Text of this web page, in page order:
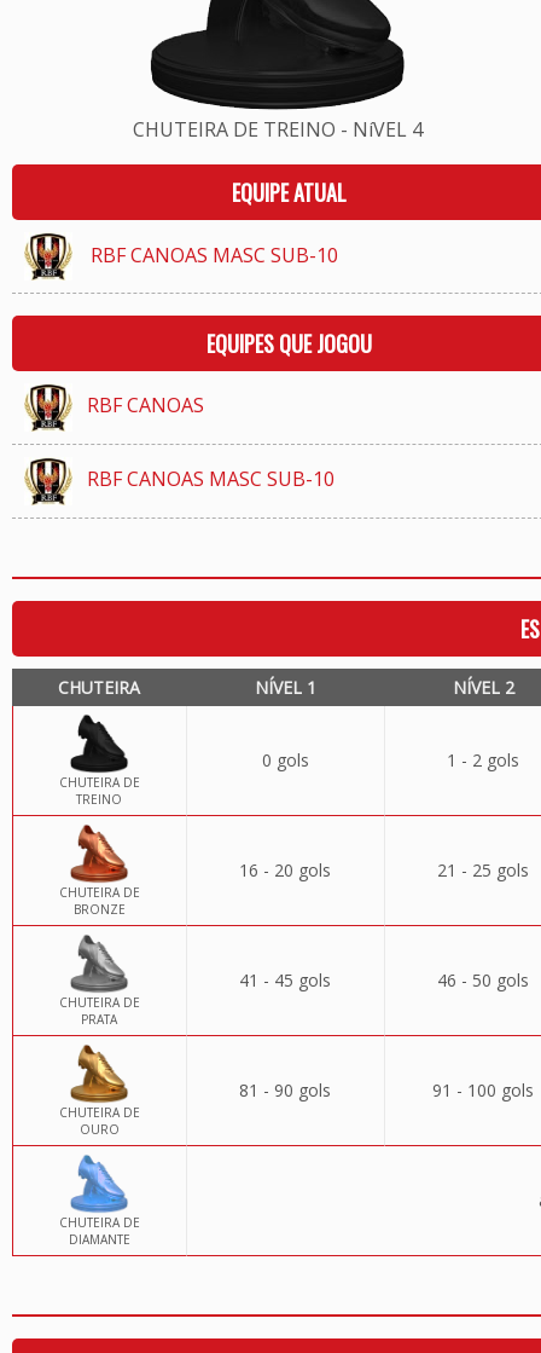
CHUTEIRA DE TREINO - NíVEL 4
EQUIPE ATUAL
RBF CANOAS MASC SUB-10
EQUIPES QUE JOGOU
RBF CANOAS
RBF CANOAS MASC SUB-10
CHUTEIRA NÍVEL 1 NÍVEL 2
CHUTEIRA DE
TREINO
0 gols 1 - 2 gols
CHUTEIRA DE
BRONZE
16 - 20 gols 21 - 25 gols
CHUTEIRA DE
PRATA
41 - 45 gols 46 - 50 gols
CHUTEIRA DE
OURO
81 - 90 gols 91 - 100 gols
CHUTEIRA DE
DIAMANTE